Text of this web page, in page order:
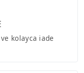
kolayca iade